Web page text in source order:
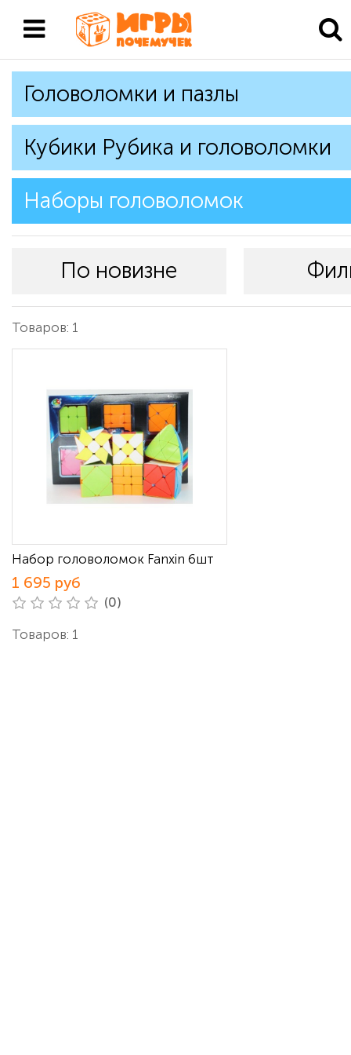
Головоломки и пазлы
Кубики Рубика и головоломки
Наборы головоломок
По новизне
Товаров: 1
Набор головоломок Fanxin 6шт
1 695 руб
(0)
Товаров: 1